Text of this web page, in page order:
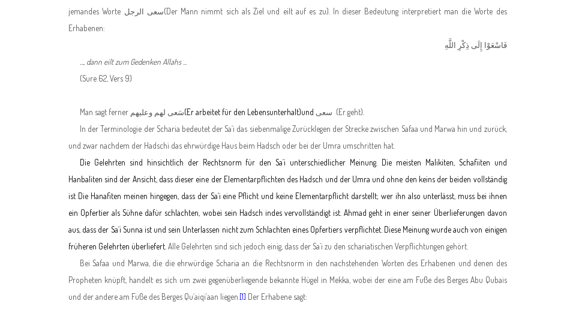
jemandes Worte سعى الرجل(Der Mann nimmt sich als Ziel und eilt auf es zu). In dieser Bedeutung interpretiert man die Worte des
Erhabenen:
فَاسْعَوْا إِلَى ذِكْرِ اللَّهِ
..., dann eilt zum Gedenken Allahs ...
(Sure 62, Vers 9)
Man sagt ferner سَعى لهم وعليهم(Er arbeitet für den Lebensunterhalt)und سعى (Er geht).
In der Terminologie der Scharia bedeutet der Sa´i das siebenmalige Zurücklegen der Strecke zwischen Safaa und Marwa hin und zurück,
und zwar nachdem der Hadschi das ehrwürdige Haus beim Hadsch oder bei der Umra umschritten hat.
Die Gelehrten sind hinsichtlich der Rechtsnorm für den Sa´i unterschiedlicher Meinung. Die meisten Malikiten, Schafiiten und
Hanbaliten sind der Ansicht, dass dieser eine der Elementarpflichten des Hadsch und der Umra und ohne den keins der beiden vollständig
ist Die Hanafiten meinen hingegen, dass der Sa´i eine Pflicht und keine Elementarpflicht darstellt; wer ihn also unterlässt, muss bei ihnen
ein Opfertier als Sühne dafür schlachten, wobei sein Hadsch indes vervollständigt ist. Ahmad geht in einer seiner Überlieferungen davon
aus, dass der Sa´i Sunna ist und sein Unterlassen nicht zum Schlachten eines Opfertiers verpflichtet. Diese Meinung wurde auch von einigen
früheren Gelehrten überliefert. Alle Gelehrten sind sich jedoch einig, dass der Sa´i zu den schariatischen Verpflichtungen gehört.
Bei Safaa und Marwa, die die ehrwürdige Scharia an die Rechtsnorm in den nachstehenden Worten des Erhabenen und denen des
Propheten knüpft, handelt es sich um zwei gegenüberliegende bekannte Hügel in Mekka, wobei der eine am Fuße des Berges Abu Qubais
und der andere am Fuße des Berges Qu´aiqi´aan liegen. [1] Der Erhabene sagt: